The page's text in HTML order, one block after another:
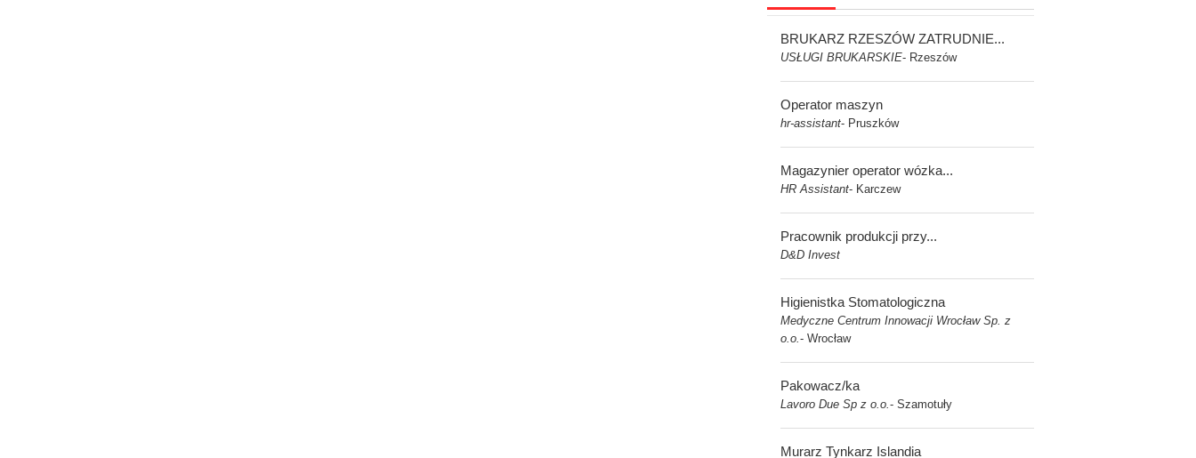
BRUKARZ RZESZÓW ZATRUDNIE...
USŁUGI BRUKARSKIE- Rzeszów
Operator maszyn
hr-assistant- Pruszków
Magazynier operator wózka...
HR Assistant- Karczew
Pracownik produkcji przy...
D&D Invest
Higienistka Stomatologiczna
Medyczne Centrum Innowacji Wrocław Sp. z
o.o.- Wrocław
Pakowacz/ka
Lavoro Due Sp z o.o.- Szamotuły
Murarz Tynkarz Islandia